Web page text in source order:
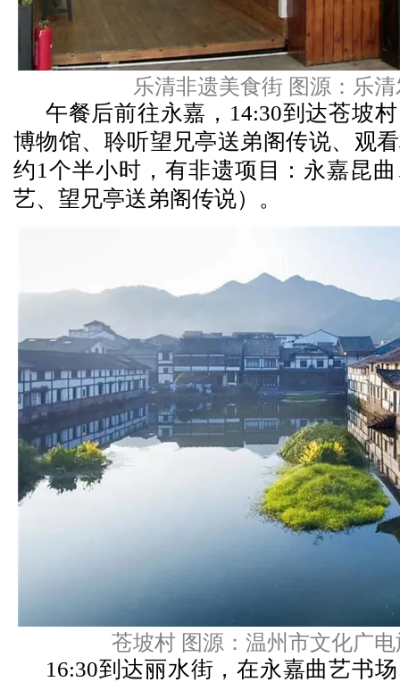
乐清非遗美食街 图源：乐
午餐后前往永嘉，14:30到达苍坡
博物馆、聆听望兄亭送弟阁传说、观
约1个半小时，有非遗项目：永嘉昆
艺、望兄亭送弟阁传说）。
苍坡村 图源：温州市文化广
16:30到达丽水街，在永嘉曲艺书